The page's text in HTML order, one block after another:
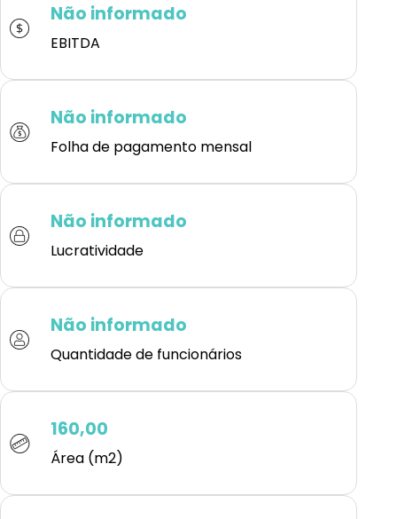
Não informado
EBITDA
Não informado
Folha de pagamento mensal
Não informado
Lucratividade
Não informado
Quantidade de funcionários
160,00
Área (m2)